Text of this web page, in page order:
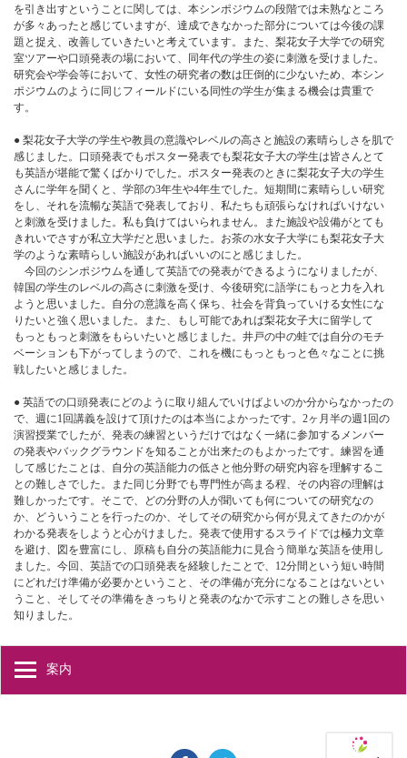
を引き出すということに関しては、本シンポジウムの段階では未熟なところ
が多々あったと感じていますが、達成できなかった部分については今後の課
題と捉え、改善していきたいと考えています。また、梨花女子大学での研究
室ツアーや口頭発表の場において、同年代の学生の姿に刺激を受けました。
研究会や学会等において、女性の研究者の数は圧倒的に少ないため、本シン
ポジウムのように同じフィールドにいる同性の学生が集まる機会は貴重で
す。
● 梨花女子大学の学生や教員の意識やレベルの高さと施設の素晴らしさを肌で
感じました。口頭発表でもポスター発表でも梨花女子大の学生は皆さんとて
も英語が堪能で驚くばかりでした。ポスター発表のときに梨花女子大の学生
さんに学年を聞くと、学部の3年生や4年生でした。短期間に素晴らしい研究
をし、それを流暢な英語で発表しており、私たちも頑張らなければいけない
と刺激を受けました。私も負けてはいられません。また施設や設備がとても
きれいでさすが私立大学だと思いました。お茶の水女子大学にも梨花女子大
学のような素晴らしい施設があればいいのにと感じました。
今回のシンポジウムを通して英語での発表ができるようになりましたが、
韓国の学生のレベルの高さに刺激を受け、今後研究に語学にもっと力を入れ
ようと思いました。自分の意識を高く保ち、社会を背負っていける女性にな
りたいと強く思いました。また、もし可能であれば梨花女子大に留学して
もっともっと刺激をもらいたいと感じました。井戸の中の蛙では自分のモチ
ベーションも下がってしまうので、これを機にもっともっと色々なことに挑
戦したいと感じました。
● 英語での口頭発表にどのように取り組んでいけばよいのか分からなかったの
で、週に1回講義を設けて頂けたのは本当によかったです。2ヶ月半の週1回の
演習授業でしたが、発表の練習というだけではなく一緒に参加するメンバー
の発表やバックグラウンドを知ることが出来たのもよかったです。練習を通
して感じたことは、自分の英語能力の低さと他分野の研究内容を理解するこ
との難しさでした。また同じ分野でも専門性が高まる程、その内容の理解は
難しかったです。そこで、どの分野の人が聞いても何についての研究なの
か、どういうことを行ったのか、そしてその研究から何が見えてきたのかが
わかる発表をしようと心がけました。発表で使用するスライドでは極力文章
を避け、図を豊富にし、原稿も自分の英語能力に見合う簡単な英語を使用し
ました。今回、英語での口頭発表を経験したことで、12分間という短い時間
にどれだけ準備が必要かということ、その準備が充分になることはないとい
うこと、そしてその準備をきっちりと発表のなかで示すことの難しさを思い
知りました。
案内